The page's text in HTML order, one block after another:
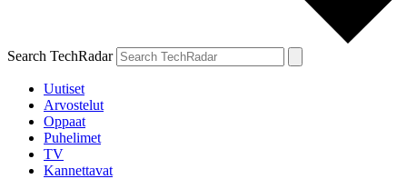
Search TechRadar
Uutiset
Arvostelut
Oppaat
Puhelimet
TV
Kannettavat